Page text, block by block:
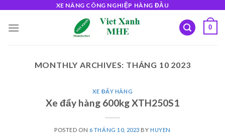
content
XE NÂNG CÔNG NGHIỆP HÀNG ĐẦU
0
MONTHLY ARCHIVES: THÁNG 10 2023
XE ĐẨY HÀNG
Xe đẩy hàng 600kg XTH250S1
POSTED ON 6 THÁNG 10, 2023 BY HUYEN